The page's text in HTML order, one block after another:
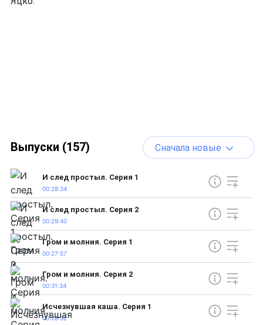
Выпуски (157) Сначала новые
И след простыл. Серия 1
00:28:34
И след простыл. Серия 2
00:29:40
Гром и молния. Серия 1
00:27:57
Гром и молния. Серия 2
00:31:34
Исчезнувшая каша. Серия 1
00:28:32